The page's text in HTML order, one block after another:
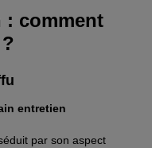
: comment
entretien
par son aspect